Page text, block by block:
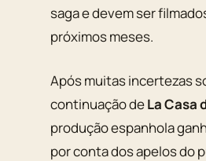
saga e devem ser
próximos meses.
Após muitas incertezas
continuação deLa Casa
produção espanhola
por conta dos apelos do